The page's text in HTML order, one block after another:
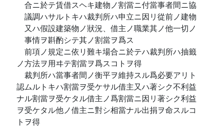
合ニ於テ賃借スヘキ建物ノ割當ニ付當事者間ニ協
議調ハサルトキハ裁判所ハ申立ニ因リ從前ノ建物
又ハ假設建築物ノ狀況、借主ノ職業其ノ他一切ノ
事情ヲ斟酌シテ其ノ割當ヲ爲ス
前項ノ規定ニ依リ難キ場合ニ於テハ裁判所ハ抽籤
ノ方法ヲ用ヰテ割當ヲ爲スコトヲ得
裁判所ハ當事者間ノ衡平ヲ維持スル爲必要アリト
認ムルトキハ割當ヲ受ケサル借主又ハ著シク不利益
ナル割當ヲ受ケタル借主ノ爲割當ニ因リ著シク利益
ヲ受ケタル他ノ借主ニ對シ相當ナル出捐ヲ命スルコ
トヲ得